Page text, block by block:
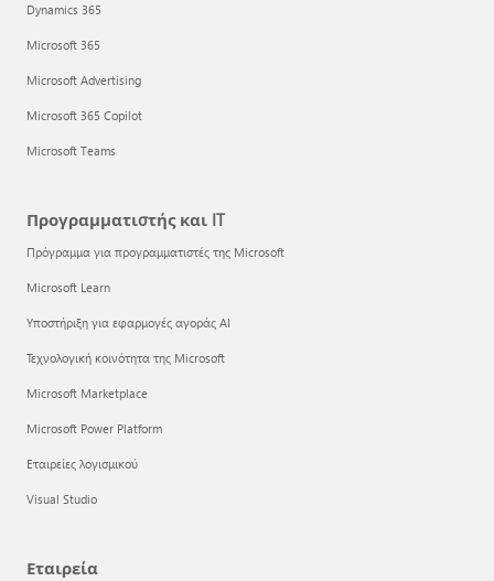
Dynamics 365
Microsoft 365
Microsoft Advertising
Microsoft 365 Copilot
Microsoft Teams
Προγραμματιστής και IT
Πρόγραμμα για προγραμματιστές της Microsoft
Microsoft Learn
Υποστήριξη για εφαρμογές αγοράς AI
Τεχνολογική κοινότητα της Microsoft
Microsoft Marketplace
Microsoft Power Platform
Εταιρείες λογισμικού
Visual Studio
Εταιρεία